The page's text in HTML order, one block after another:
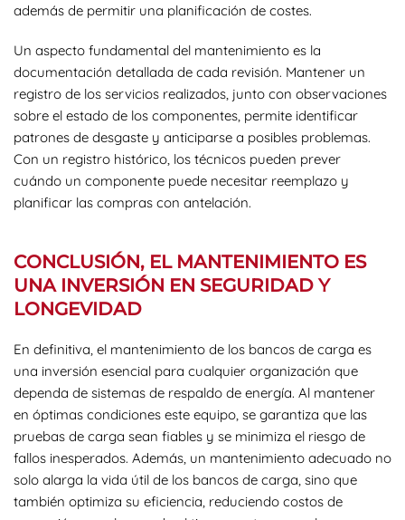
además de permitir una planificación de costes.
Un aspecto fundamental del mantenimiento es la
documentación detallada de cada revisión. Mantener un
registro de los servicios realizados, junto con observaciones
sobre el estado de los componentes, permite identificar
patrones de desgaste y anticiparse a posibles problemas.
Con un registro histórico, los técnicos pueden prever
cuándo un componente puede necesitar reemplazo y
planificar las compras con antelación.
CONCLUSIÓN, EL MANTENIMIENTO ES
UNA INVERSIÓN EN SEGURIDAD Y
LONGEVIDAD
En definitiva, el mantenimiento de los bancos de carga es
una inversión esencial para cualquier organización que
dependa de sistemas de respaldo de energía. Al mantener
en óptimas condiciones este equipo, se garantiza que las
pruebas de carga sean fiables y se minimiza el riesgo de
fallos inesperados. Además, un mantenimiento adecuado no
solo alarga la vida útil de los bancos de carga, sino que
también optimiza su eficiencia, reduciendo costos de